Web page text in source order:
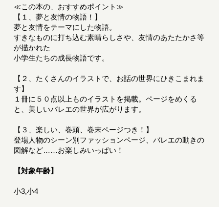
≪この本の、おすすめポイント≫
【１、夢と友情の物語！】
夢と友情をテーマにした物語。
すきなものに打ち込む素晴らしさや、友情のあたたかさ等
が描かれた
小学生たちの成長物語です。
【２、たくさんのイラストで、お話の世界にひきこまれま
す】
１冊に５０点以上ものイラストを掲載。ページをめくる
と、美しいバレエの世界が広がります。
【３、楽しい、巻頭、巻末ページつき！】
登場人物のシーン別ファッションページ、バレエの動きの
図解など……お楽しみいっぱい！
【対象年齢】
小3,小4